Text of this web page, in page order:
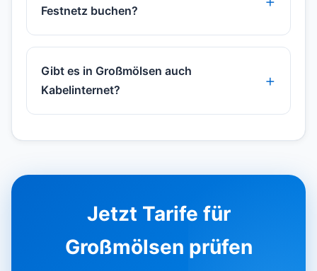
Festnetz buchen?
Gibt es in Großmölsen auch
Kabelinternet?
Jetzt Tarife für
Großmölsen prüfen